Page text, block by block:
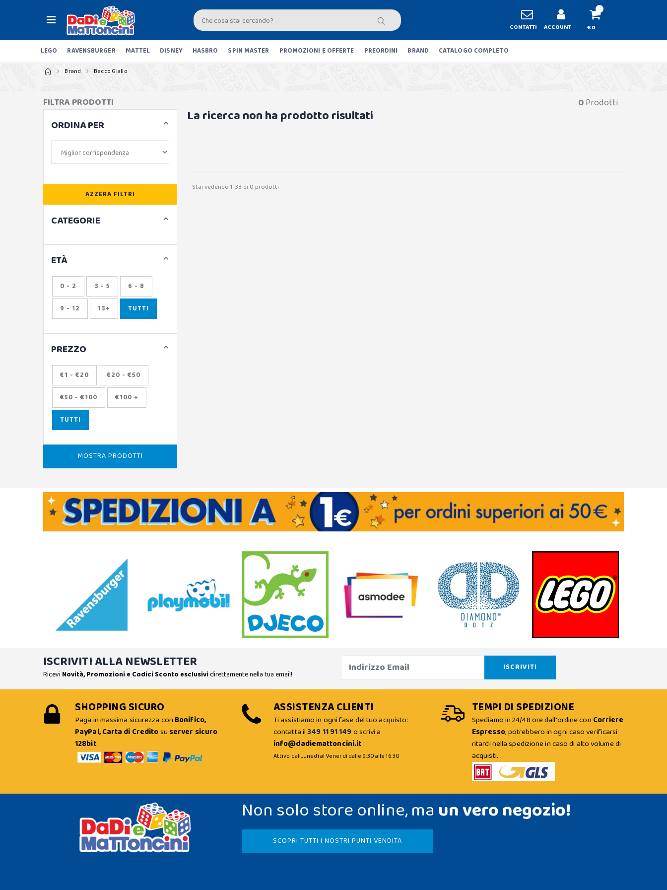
CONTATTI ACCOUNT € 0
LEGO RAVENSBURGER MATTEL DISNEY HASBRO SPIN MASTER PROMOZIONI E OFFERTE PREORDINI BRAND CATALOGO COMPLETO
Brand Becco Giallo
0Prodotti
La ricerca non ha prodotto risultati
Stai vedendo 1-33 di 0 prodotti
FILTRA PRODOTTI
ORDINA PER
AZZERA FILTRI
CATEGORIE
ETÀ
0 - 2 3 - 5 6 - 8
9 - 12 13+ TUTTI
PREZZO
€1 - €20 €20 - €50
€50 - €100 €100 +
TUTTI
MOSTRA PRODOTTI
ISCRIVITI ALLA NEWSLETTER
Ricevi Novità, Promozioni e Codici Sconto esclusividirettamente nella tua email!
SHOPPING SICURO
Paga in massima sicurezza con Bonifico,
PayPal, Carta di Creditosu server sicuro
128bit.
ASSISTENZA CLIENTI
Ti assistiamo in ogni fase del tuo acquisto:
contatta il349 11 91 149o scrivi a
info@dadiemattoncini.it
Attivo dal Lunedì al Venerdì dalle 9:30 alle 16:30
TEMPI DI SPEDIZIONE
Spediamo in 24/48 ore dall'ordine con Corriere
Espresso; potrebbero in ogni caso verificarsi
ritardi nella spedizione in caso di alto volume di
acquisti.
Non solo store online, ma un vero negozio!
SCOPRI TUTTI I NOSTRI PUNTI VENDITA